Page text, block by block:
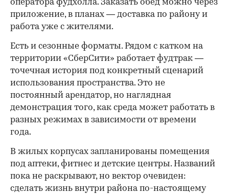
оператора фудхолла. Заказать обед можно через
приложение, в планах — доставка по району и
работа уже с жителями.
Есть и сезонные форматы. Рядом с катком на
территории «СберСити» работает фудтрак —
точечная история под конкретный сценарий
использования пространства. Это не
постоянный арендатор, но наглядная
демонстрация того, как среда может работать в
разных режимах в зависимости от времени
года.
В жилых корпусах запланированы помещения
под аптеки, фитнес и детские центры. Названий
пока не раскрывают, но вектор очевиден:
сделать жизнь внутри района по-настоящему